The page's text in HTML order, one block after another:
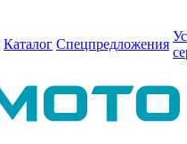
Каталог Спецпредложения